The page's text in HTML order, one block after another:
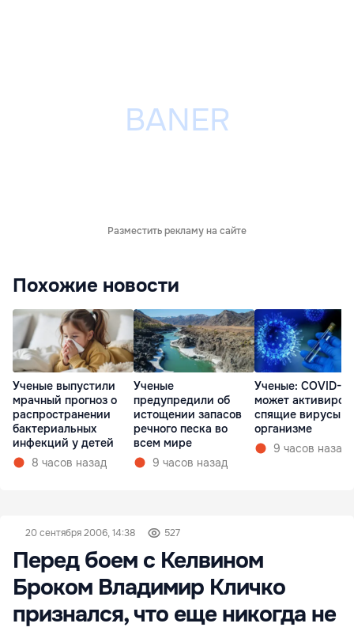
Разместить рекламу на сайте
Похожие новости
Ученые выпустили
мрачный прогноз о
распространении
бактериальных
инфекций у детей
8 часов назад
Ученые
предупредили об
истощении запасов
речного песка во
всем мире
9 часов назад
Ученые: COVID-19
может
спящие вирусы в
организме
9 часов назад
20 сентября 2006, 14:38 527
Перед боем с Келвином
Броком Владимир Кличко
признался, что еще никогда не